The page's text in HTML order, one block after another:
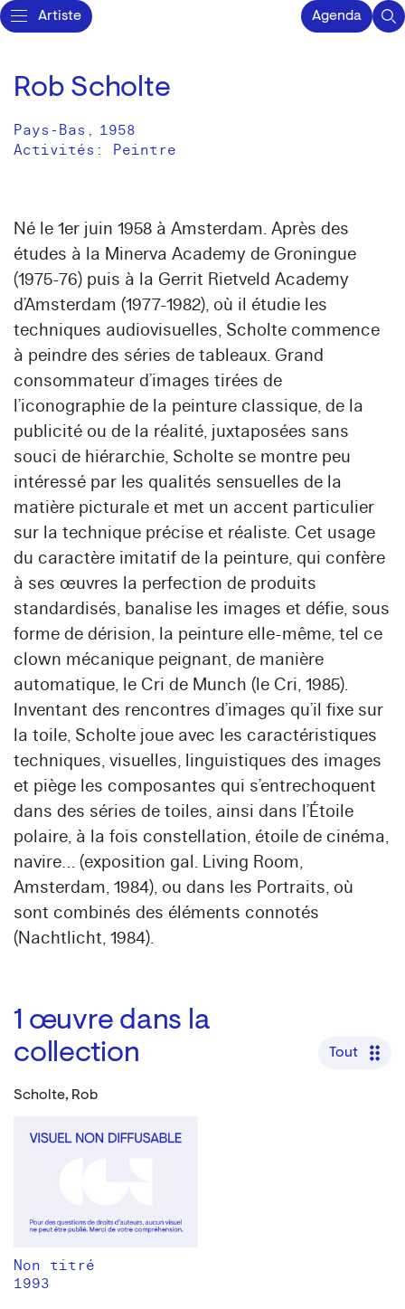
Artiste Agenda
Rob Scholte
Pays-Bas , 1958
Activités: Peintre
Né le 1er juin 1958 à Amsterdam. Après des
études à la Minerva Academy de Groningue
(1975-76) puis à la Gerrit Rietveld Academy
d’Amsterdam (1977-1982), où il étudie les
techniques audiovisuelles, Scholte commence
à peindre des séries de tableaux. Grand
consommateur d’images tirées de
l’iconographie de la peinture classique, de la
publicité ou de la réalité, juxtaposées sans
souci de hiérarchie, Scholte se montre peu
intéressé par les qualités sensuelles de la
matière picturale et met un accent particulier
sur la technique précise et réaliste. Cet usage
du caractère imitatif de la peinture, qui confère
à ses œuvres la perfection de produits
standardisés, banalise les images et défie, sous
forme de dérision, la peinture elle-même, tel ce
clown mécanique peignant, de manière
automatique, le Cri de Munch (le Cri, 1985).
Inventant des rencontres d’images qu’il fixe sur
la toile, Scholte joue avec les caractéristiques
techniques, visuelles, linguistiques des images
et piège les composantes qui s’entrechoquent
dans des séries de toiles, ainsi dans l’Étoile
polaire, à la fois constellation, étoile de cinéma,
navire… (exposition gal. Living Room,
Amsterdam, 1984), ou dans les Portraits, où
sont combinés des éléments connotés
(Nachtlicht, 1984).
1 œuvre dans la
collection
Tout
Scholte, Rob
Non titré
1993